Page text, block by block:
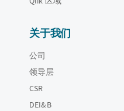
关于我们
公司
领导层
CSR
DEI&B